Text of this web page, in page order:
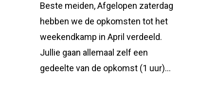
Beste meiden, Afgelopen zaterdag
hebben we de opkomsten tot het
weekendkamp in April verdeeld.
Jullie gaan allemaal zelf een
gedeelte van de opkomst (1 uur)…